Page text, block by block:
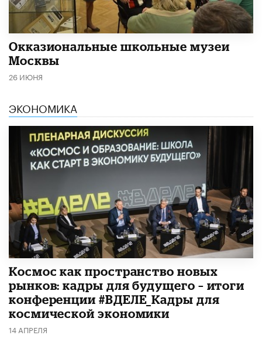
​Окказиональные школьные музеи
Москвы
26 ИЮНЯ
ЭКОНОМИКА
Космос как пространство новых
рынков: кадры для будущего – итоги
конференции #ВДЕЛЕ_Кадры для
космической экономики
14 АПРЕЛЯ